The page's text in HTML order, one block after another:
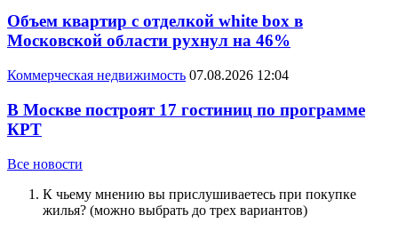
Объем квартир с отделкой white box в
Московской области рухнул на 46%
Коммерческая недвижимость 07.08.2026 12:04
В Москве построят 17 гостиниц по программе
КРТ
Все новости
К чьему мнению вы прислушиваетесь при покупке
жилья? (можно выбрать до трех вариантов)